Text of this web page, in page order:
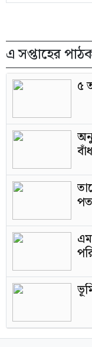
এ সপ্তাহের
৫